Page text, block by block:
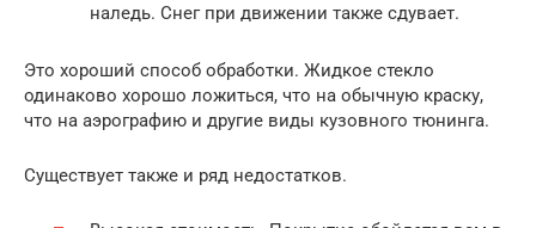
наледь. Снег при движении также сдувает.
Это хороший способ обработки. Жидкое стекло
одинаково хорошо ложиться, что на обычную краску,
что на аэрографию и другие виды кузовного тюнинга.
Существует также и ряд недостатков.